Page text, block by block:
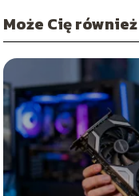
Może Cię